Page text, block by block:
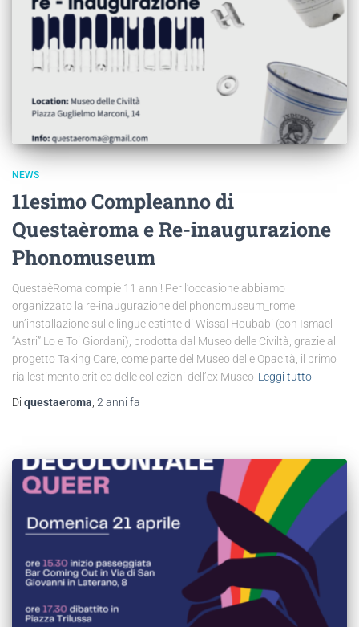
NEWS
11esimo Compleanno di
Questaèroma e Re-inaugurazione
Phonomuseum
QuestaèRoma compie 11 anni! Per l’occasione abbiamo
organizzato la re-inaugurazione del phonomuseum_rome,
un’installazione sulle lingue estinte di Wissal Houbabi (con Ismael
“Astri” Lo e Toi Giordani), prodotta dal Museo delle Civiltà, grazie al
progetto Taking Care, come parte del Museo delle Opacità, il primo
riallestimento critico delle collezioni dell’ex Museo Leggi tutto
Di questaeroma, 2 anni fa